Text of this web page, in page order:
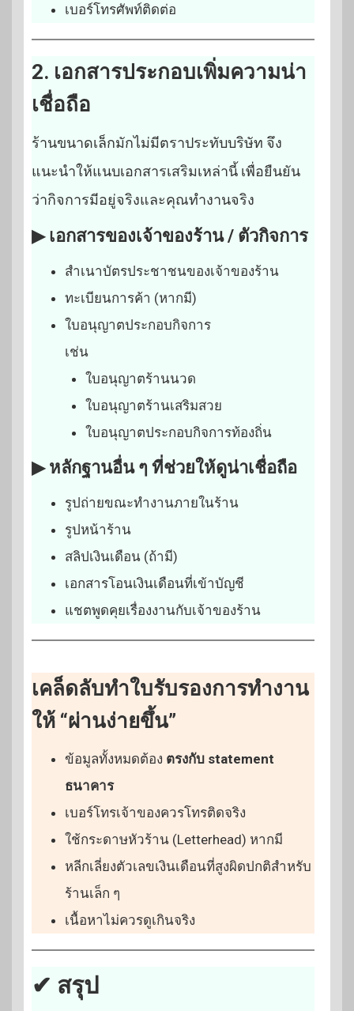
เบอร์โทรศัพท์ติดต่อ
2. เอกสารประกอบเพิ่มความน่า
เชื่อถือ
ร้านขนาดเล็กมักไม่มีตราประทับบริษัท จึง
แนะนำให้แนบเอกสารเสริมเหล่านี้ เพื่อยืนยัน
ว่ากิจการมีอยู่จริงและคุณทำงานจริง
▶ เอกสารของเจ้าของร้าน / ตัวกิจการ
สำเนาบัตรประชาชนของเจ้าของร้าน
ทะเบียนการค้า (หากมี)
ใบอนุญาตประกอบกิจการ
เช่น
ใบอนุญาตร้านนวด
ใบอนุญาตร้านเสริมสวย
ใบอนุญาตประกอบกิจการท้องถิ่น
▶ หลักฐานอื่น ๆ ที่ช่วยให้ดูน่าเชื่อถือ
รูปถ่ายขณะทำงานภายในร้าน
รูปหน้าร้าน
สลิปเงินเดือน (ถ้ามี)
เอกสารโอนเงินเดือนที่เข้าบัญชี
แชตพูดคุยเรื่องงานกับเจ้าของร้าน
เคล็ดลับทำใบรับรองการทำงาน
ให้ “ผ่านง่ายขึ้น”
ข้อมูลทั้งหมดต้อง ตรงกับ statement
ธนาคาร
เบอร์โทรเจ้าของควรโทรติดจริง
ใช้กระดาษหัวร้าน (Letterhead) หากมี
หลีกเลี่ยงตัวเลขเงินเดือนที่สูงผิดปกติสำหรับ
ร้านเล็ก ๆ
เนื้อหาไม่ควรดูเกินจริง
✔ สรุป